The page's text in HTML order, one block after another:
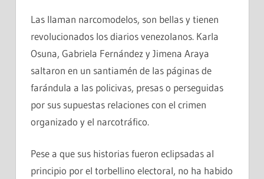
Las llaman narcomodelos, son bellas y tienen
revolucionados los diarios venezolanos. Karla
Osuna, Gabriela Fernández y Jimena Araya
saltaron en un santiamén de las páginas de
farándula a las policivas, presas o perseguidas
por sus supuestas relaciones con el crimen
organizado y el narcotráfico.
Pese a que sus historias fueron eclipsadas al
principio por el torbellino electoral, no ha habido